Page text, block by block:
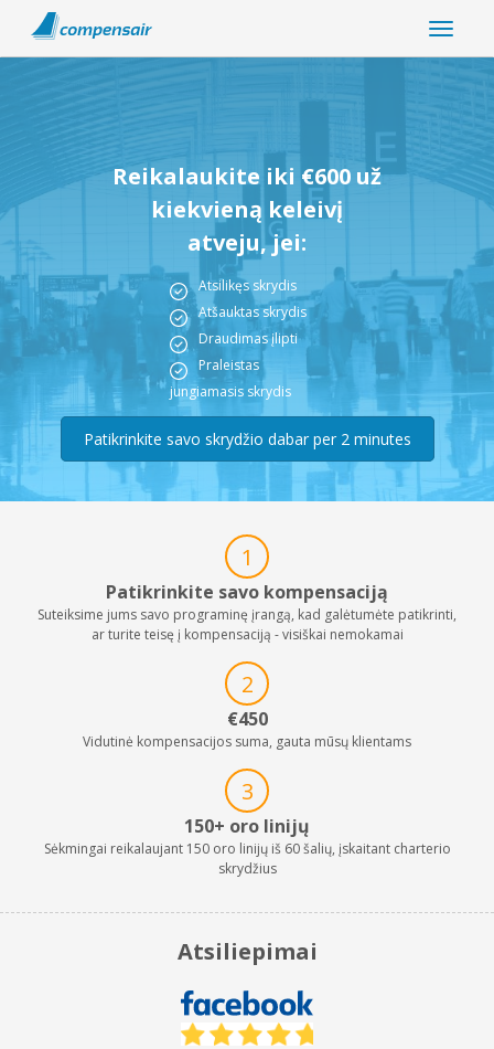
Reikalaukite iki €600 už
kiekvieną keleivį
atveju, jei:
Atsilikęs skrydis
Atšauktas skrydis
Draudimas įlipti
Praleistas
jungiamasis skrydis
Patikrinkite savo skrydžio dabar per 2 minutes
1
Patikrinkite savo kompensaciją
Suteiksime jums savo programinę įrangą, kad galėtumėte patikrinti,
ar turite teisę į kompensaciją - visiškai nemokamai
2
€450
Vidutinė kompensacijos suma, gauta mūsų klientams
3
150+ oro linijų
Sėkmingai reikalaujant 150 oro linijų iš 60 šalių, įskaitant charterio
skrydžius
Atsiliepimai